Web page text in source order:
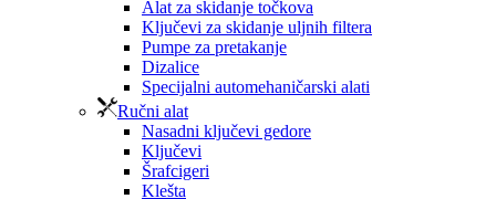
Alat za skidanje točkova
Ključevi za skidanje uljnih filtera
Pumpe za pretakanje
Dizalice
Specijalni automehaničarski alati
Ručni alat
Nasadni ključevi gedore
Ključevi
Šrafcigeri
Klešta